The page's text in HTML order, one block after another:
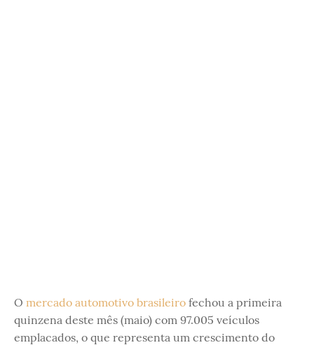
O mercado automotivo brasileiro fechou a primeira
quinzena deste mês (maio) com 97.005 veículos
emplacados, o que representa um crescimento do